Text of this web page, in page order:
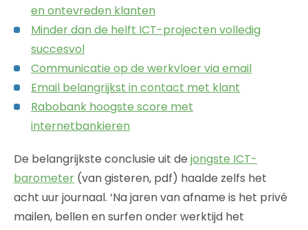
en ontevreden klanten
Minder dan de helft ICT-projecten volledig
succesvol
Communicatie op de werkvloer via email
Email belangrijkst in contact met klant
Rabobank hoogste score met
internetbankieren
De belangrijkste conclusie uit de jongste ICT-
barometer (van gisteren, pdf) haalde zelfs het
acht uur journaal. ‘Na jaren van afname is het privé
mailen, bellen en surfen onder werktijd het